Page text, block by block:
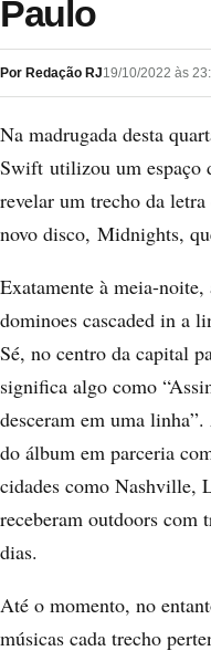
Paulo
Por Redação RJ19/10/2022 às
Na madrugada desta
Swift utilizou um espaço
revelar um trecho da
novo disco, Midnights,
Exatamente à meia-
dominoes cascaded in a
Sé, no centro da capital
significa algo como
desceram em uma
do álbum em parceria
cidades como Nashville,
receberam outdoors com
dias.
Até o momento, no
músicas cada trecho